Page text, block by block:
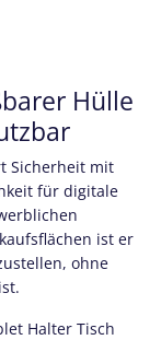
Hülle
Sicherheit mit
für digitale
ist er
ohne
Halter Tisch